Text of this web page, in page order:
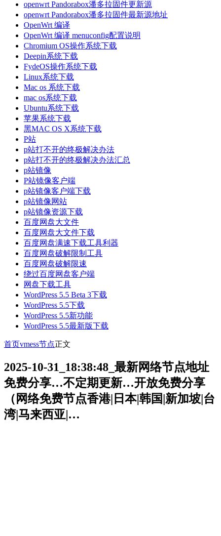
openwrt Pandorabox潘多拉固件更新源
openwrt Pandorabox潘多拉固件最新源地址
OpenWrt 编译
OpenWrt 编译 menuconfig配置说明
Chromium OS操作系统下载
Deepin系统下载
FydeOS操作系统下载
Linux系统下载
Mac os 系统下载
mac os系统下载
Ubuntu系统下载
苹果系统下载
黑MAC OS X系统下载
P站
p站打不开的终极解决办法
p站打不开的终极解决办法汇总
p站镜像
P站镜像客户端
p站镜像客户端下载
p站镜像网站
p站镜像资源下载
百度网盘大文件
百度网盘大文件下载
百度网盘满速下载工具利器
百度网盘破解限制工具
百度网盘破解限速
绕过百度网盘客户端
网盘下载工具
WordPress 5.5 Beta 3下载
WordPress 5.5下载
WordPress 5.5新功能
WordPress 5.5最新版下载
首页vmess节点正文
2025-10-31_18:38:48_最新网络节点地址
免费分享…不定期更新…开放免费分享
（网络免费节点香港|日本|韩国|新加坡|台
湾|马来西亚|…